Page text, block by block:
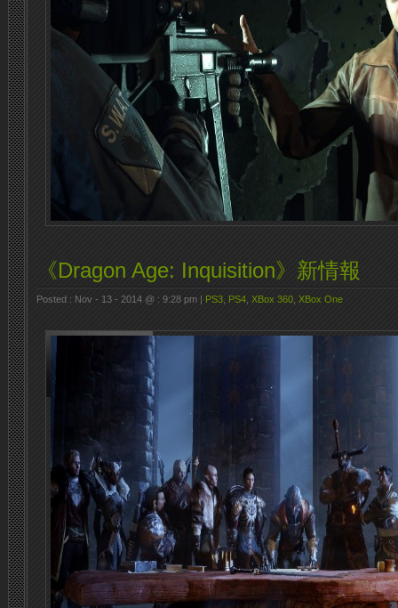
《Dragon Age: Inquisition》新情報
Posted : Nov - 13 - 2014 @ : 9:28 pm | PS3 PS4 XBox 360 XBox One